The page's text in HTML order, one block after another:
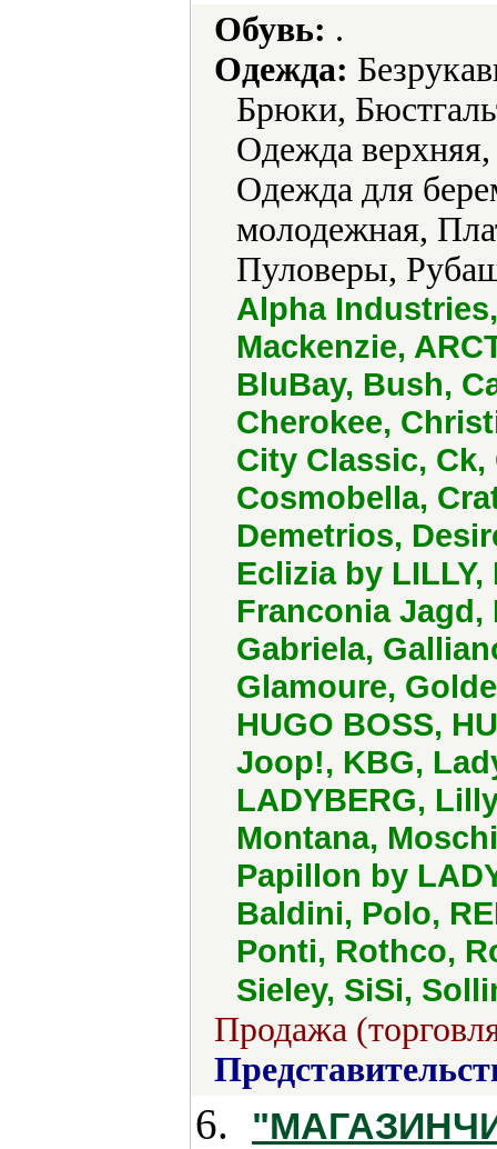
Обувь: .
Одежда:
Брюки,
Одежда
Одежда для
молодежная,
Пуловеры,
Alpha
Mackenzie,
BluBay, Bush,
Cherokee,
City Classic,
Cosmobella,
Demetrios,
Eclizia by
Franconia Jagd,
Gabriela,
Glamoure,
HUGO BOSS,
Joop!, KBG,
LADYBERG,
Montana,
Papillon by
Baldini, Polo,
Ponti, Rothco,
Sieley, SiSi,
Продажа
6.